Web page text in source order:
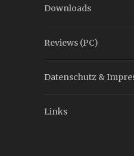
Downloads
Reviews (PC)
Datenschutz &
Links